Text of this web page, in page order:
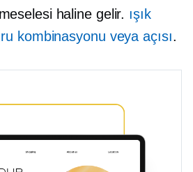
haline gelir. ışık
kombinasyonu veya açısı.